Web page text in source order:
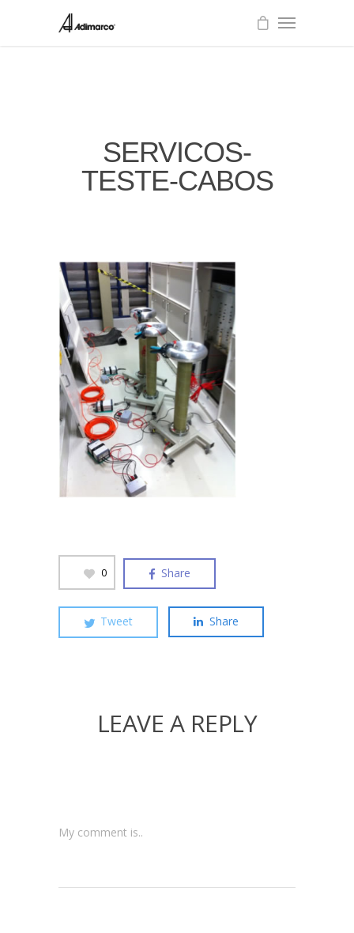
SERVICOS-
TESTE-CABOS
0 Share
Tweet Share
LEAVE A REPLY
My comment is..